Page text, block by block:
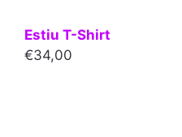
Estiu T-Shirt
€34,00